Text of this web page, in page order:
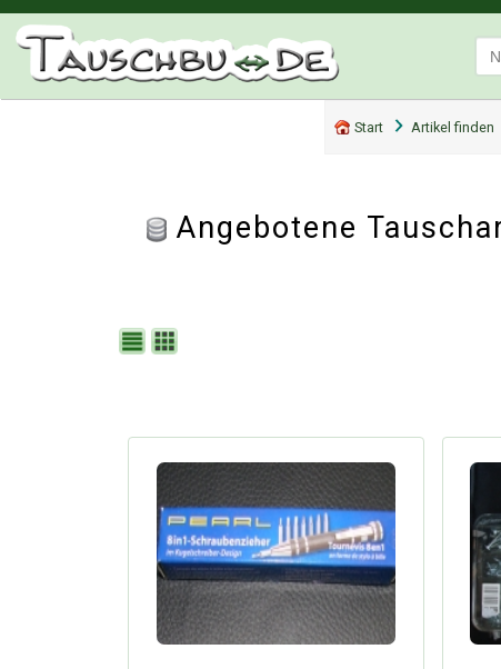
Start Artikel finden
Angebotene